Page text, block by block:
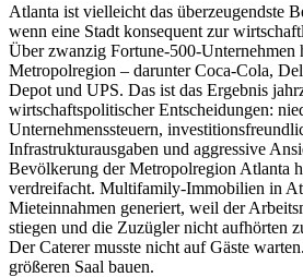
Atlanta ist vielleicht das überzeugendste
wenn eine Stadt konsequent zur
Über zwanzig Fortune-500-Unternehmen
Metropolregion – darunter Coca-Cola,
Depot und UPS. Das ist das Ergebnis
wirtschaftspolitischer Entscheidungen:
Unternehmenssteuern,
Infrastrukturausgaben und aggressive
Bevölkerung der Metropolregion Atlanta
verdreifacht. Multifamily-Immobilien in
Mieteinnahmen generiert, weil der
stiegen und die Zuzügler nicht aufhörten
Der Caterer musste nicht auf Gäste
größeren Saal bauen.